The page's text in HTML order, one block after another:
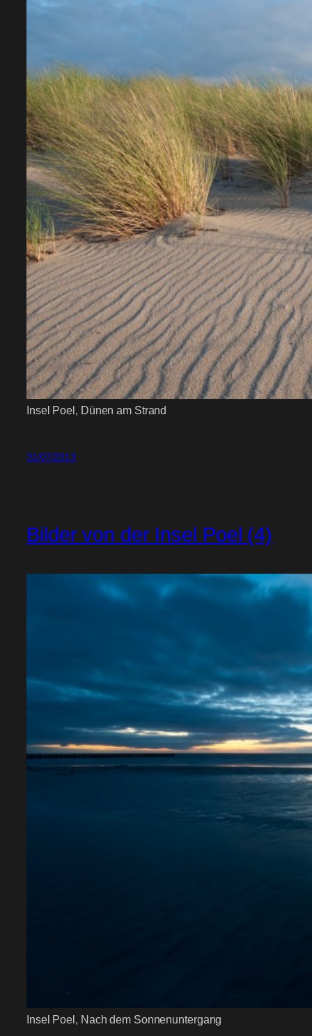
Insel Poel, Dünen am Strand
31/07/2013
Bilder von der Insel Poel (4)
Insel Poel, Nach dem Sonnenuntergang